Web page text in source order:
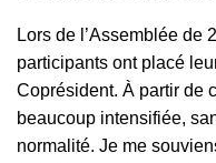
Lors de l’Assemblée de
participants ont placé
Coprésident. À partir de
beaucoup intensifiée,
normalité. Je me